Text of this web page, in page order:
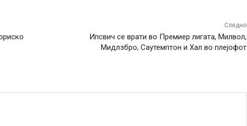
Следно
Ипсвич се врати во Премиер лигата, Милвол,
Мидлзбро, Саутемптон и Хал во плејофот